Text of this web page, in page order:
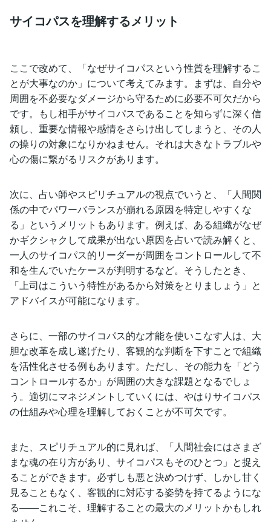
サイコパスを理解するメリット
ここで改めて、「なぜサイコパスという性質を理解するこ
とが大事なのか」について考えてみます。まずは、自分や
周囲を不必要なダメージから守るために必要不可欠だから
です。もし相手がサイコパスであることを知らずに深く信
頼し、重要な情報や感情をさらけ出してしまうと、その人
の操りの対象になりかねません。それは大きなトラブルや
心の傷に繋がるリスクがあります。
次に、占い師やスピリチュアルの視点でいうと、「人間関
係の中でパワーバランスが崩れる原因を特定しやすくな
る」というメリットもあります。例えば、ある組織がなぜ
かギクシャクして成果が出ない原因を占いで読み解くと、
一人のサイコパス的リーダーが周囲をコントロールして不
和を生んでいたケースが判明するなど。そうしたとき、
「上司はこういう特性があるから対策をとりましょう」と
アドバイスが可能になります。
さらに、一部のサイコパス的な才能を使いこなす人は、大
胆な改革を成し遂げたり、客観的な判断を下すことで組織
を活性化させる例もあります。ただし、その能力を「どう
コントロールするか」が周囲の大きな課題となるでしょ
う。適切にマネジメントしていくには、やはりサイコパス
の仕組みや心理を理解しておくことが不可欠です。
また、スピリチュアル的に見れば、「人間社会にはさまざ
まな魂の在り方があり、サイコパスもそのひとつ」と捉え
ることができます。必ずしも悪と決めつけず、しかし甘く
見ることもなく、客観的に対応する姿勢を持てるようにな
る――これこそ、理解することの最大のメリットかもしれ